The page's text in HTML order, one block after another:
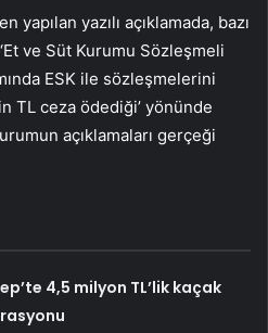
yazılı açıklamada, bazı
ve Süt Kurumu Sözleşmeli
ESK ile sözleşmelerini
TL ceza ödediği’ yönünde
açıklamaları gerçeği
4,5 milyon TL’lik kaçak